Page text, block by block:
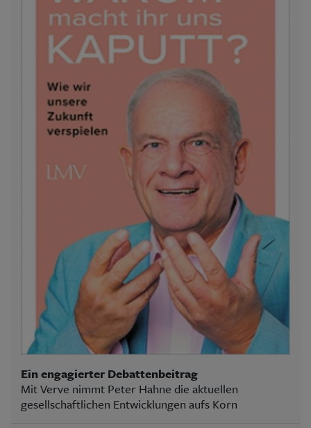
Ein engagierter Debattenbeitrag
Mit Verve nimmt Peter Hahne die aktuellen
gesellschaftlichen Entwicklungen aufs Korn